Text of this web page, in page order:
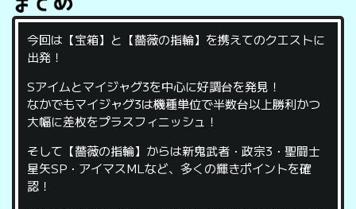
今回は【宝箱】と【薔薇の指輪】を携えてのクエストに
出発！
Sアイムとマイジャグ3を中心に好調台を発見！
なかでもマイジャグ3は機種単位で半数台以上勝利かつ
大幅に差枚をプラスフィニッシュ！
そして【薔薇の指輪】からは新鬼武者・政宗3・聖闘士
星矢SP・アイマスMLなど、多くの輝きポイントを確
認！